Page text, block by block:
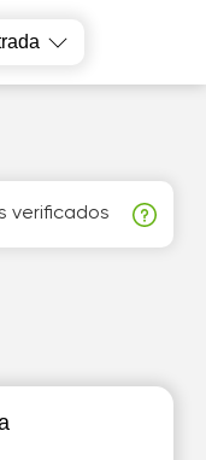
verificados